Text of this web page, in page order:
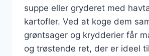
suppe eller gryderet med
kartofler. Ved at koge dem
grøntsager og krydderier får
og trøstende ret, der er ideel